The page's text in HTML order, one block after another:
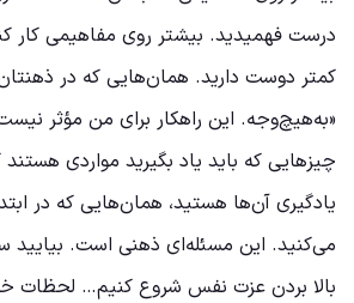
درست فهمیدید. بیشتر روی مفاهیمی کار
کمتر دوست دارید. همان‌هایی که در
«به‌هیچ‌وجه. این راهکار برای من مؤثر
چیزهایی که باید یاد بگیرید مواردی هستند
یادگیری آن‌ها هستید، همان‌هایی که در
می‌کنید. این مسئله‌ای ذهنی است. بیایید
بالا بردن عزت نفس شروع کنیم… لحظات